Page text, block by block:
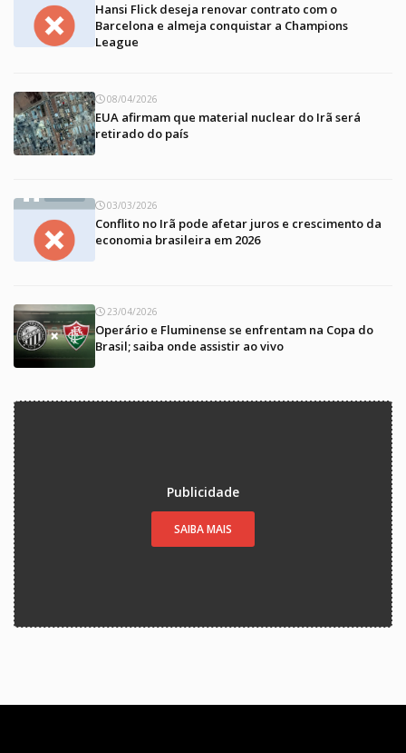
Hansi Flick deseja renovar contrato com o
Barcelona e almeja conquistar a Champions
League
08/04/2026
EUA afirmam que material nuclear do Irã será
retirado do país
03/03/2026
Conflito no Irã pode afetar juros e crescimento da
economia brasileira em 2026
23/04/2026
Operário e Fluminense se enfrentam na Copa do
Brasil; saiba onde assistir ao vivo
Publicidade
SAIBA MAIS